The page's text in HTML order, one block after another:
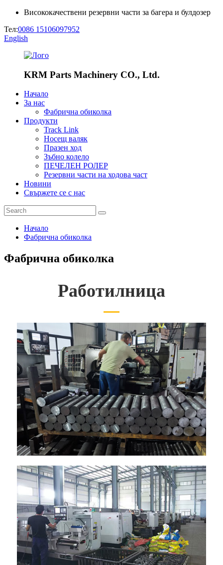
Висококачествени резервни части за багера и булдозер
Тел:0086 15106097952
English
KRM Parts Machinery CO., Ltd.
Начало
За нас
Фабрична обиколка
Продукти
Track Link
Носещ валяк
Празен ход
Зъбно колело
ПЕЧЕЛЕН РОЛЕР
Резервни части на ходова част
Новини
Свържете се с нас
Начало
Фабрична обиколка
Фабрична обиколка
Работилница